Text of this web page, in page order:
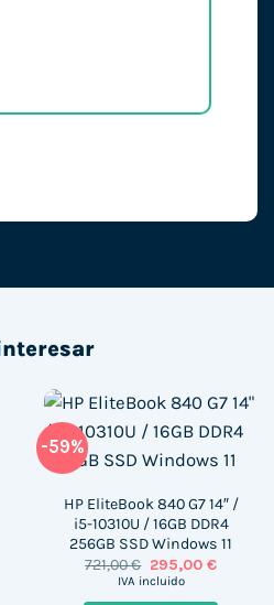
-59%
HP EliteBook 840 G7 14″ /
i5-10310U / 16GB DDR4
256GB SSD Windows 11
721,00€ El
precio
295,00 €El
IVA incluido